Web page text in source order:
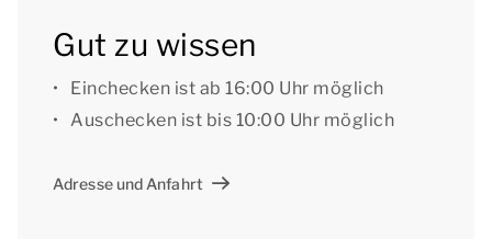
[i]Die Unterkünfte können anders eingeteilt und
Gut zu wissen
Einchecken ist ab 16:00 Uhr möglich
Auschecken ist bis 10:00 Uhr möglich
Adresse und Anfahrt